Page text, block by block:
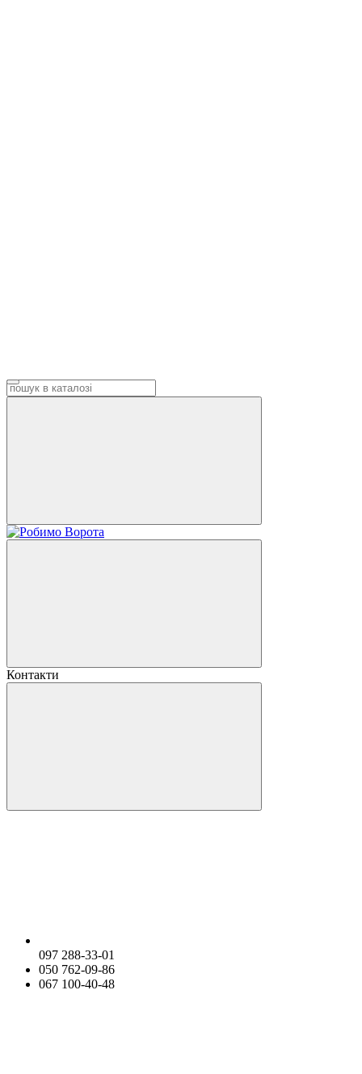
Контакти
097 288-33-01
050 762-09-86
067 100-40-48